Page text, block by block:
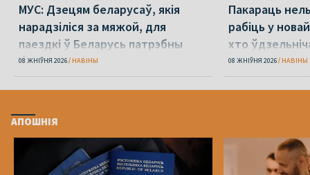
МУС: Дзецям беларусаў, якія
нарадзіліся за мяжой, для
паездкі ў Беларусь патрэбны
беларускі пашпарт
08 ЖНІЎНЯ 2026 НАВІНЫ
Пакараць
рабіць у
хто
08 ЖНІЎНЯ 2026 НАВІНЫ
АПОШНІЯ